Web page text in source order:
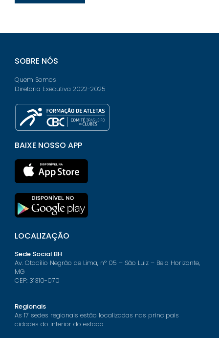
SOBRE NÓS
Quem Somos
Diretoria Executiva 2022-2025
BAIXE NOSSO APP
LOCALIZAÇÃO
Sede Social BH
Av. Otacílio Negrão de Lima, nº 05 – São Luiz – Belo Horizonte,
MG
CEP: 31310-070
Regionais
As 17 sedes regionais estão localizadas nas principais
cidades do interior do estado.